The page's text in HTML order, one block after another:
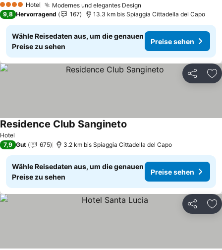
4 Sterne Hotel Modernes und elegantes Design
9,8 Hervorragend 167 13.3 km bis Spiaggia Cittadella del Capo
Wähle Reisedaten aus, um die genauen
Preise zu sehen
Preise sehen
Teilen
Hotel
Residence Club Sangineto
7,9 Gut 675 3.2 km bis Spiaggia Cittadella del Capo
Wähle Reisedaten aus, um die genauen
Preise zu sehen
Preise sehen
Teilen